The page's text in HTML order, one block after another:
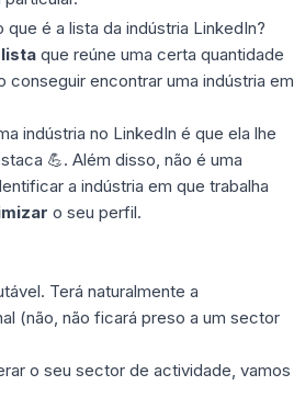
é a lista da indústria LinkedIn?
listaque reúne uma certa quantidade
conseguir encontrar uma indústria em
indústria no LinkedIn é que ela lhe
💪. Além disso, não é uma
a indústria em que trabalha
o seu perfil.
Terá naturalmente a
(não, não ficará preso a um sector
o seu sector de actividade, vamos